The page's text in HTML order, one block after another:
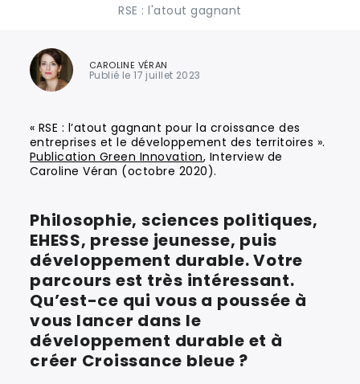
RSE : l'atout gagnant
CAROLINE VÉRAN
Publié le 17 juillet 2023
« RSE : l’atout gagnant pour la croissance des
entreprises et le développement des territoires ».
Publication Green Innovation, Interview de
Caroline Véran (octobre 2020).
Philosophie, sciences politiques,
EHESS, presse jeunesse, puis
développement durable. Votre
parcours est très intéressant.
Qu’est-ce qui vous a poussée à
vous lancer dans le
développement durable et à
créer Croissance bleue ?